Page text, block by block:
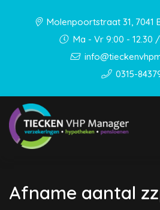
Molenpoortstraat 31, 7041
Ma - Vr 9:00 - 12.30 /
0315-
Afname aantal